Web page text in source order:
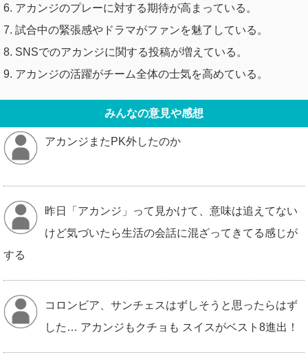
6. アカンジのプレーに対する期待が高まっている。
7. 試合中の緊張感やドラマがファンを魅了している。
8. SNSでのアカンジに関する投稿が増えている。
9. アカンジの活躍がチーム全体の士気を高めている。
みんなの意見や感想
アカンジまたPK外したのか
昨日「アカンジ」って見かけて、意味は追えてない
けど気づいたら生活の会話に混ざってきてる感じが
する
コロンビア、サンチェスはずしそうと思ったらはず
した… アカンジもクチョも スイスがベスト8進出！